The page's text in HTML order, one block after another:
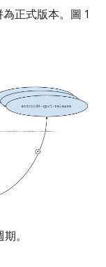
正式版本。圖 1
。